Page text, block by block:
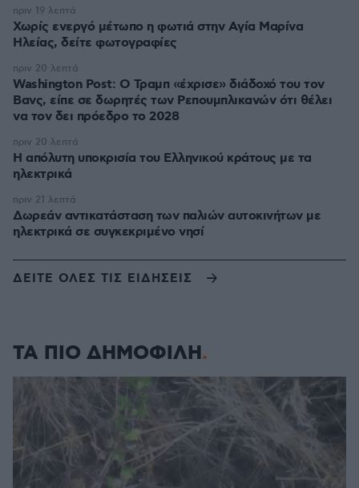
Χωρίς ενεργό μέτωπο η φωτιά στην Aγία Μαρίνα
Ηλείας, δείτε φωτογραφίες
πριν 19 λεπτά
Washington Post: Ο Τραμπ «έχρισε» διάδοχό του τον
Βανς, είπε σε δωρητές των Ρεπουμπλικανών ότι θέλει
να τον δει πρόεδρο το 2028
πριν 20 λεπτά
Η απόλυτη υποκρισία του Ελληνικού κράτους με τα
ηλεκτρικά
πριν 20 λεπτά
Δωρεάν αντικατάσταση των παλιών αυτοκινήτων με
ηλεκτρικά σε συγκεκριμένο νησί
πριν 21 λεπτά
ΔΕΙΤΕ ΟΛΕΣ ΤΙΣ ΕΙΔΗΣΕΙΣ
ΤΑ ΠΙΟ ΔΗΜΟΦΙΛΗ